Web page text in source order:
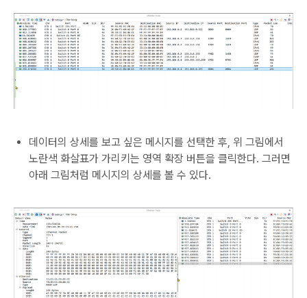
데이터의 상세를 보고 싶은 메시지를 선택한 후, 위 그림에서
노란색 화살표가 가리키는 영역 확장 버튼을 클릭한다. 그러면
아래 그림처럼 메시지의 상세를 볼 수 있다.